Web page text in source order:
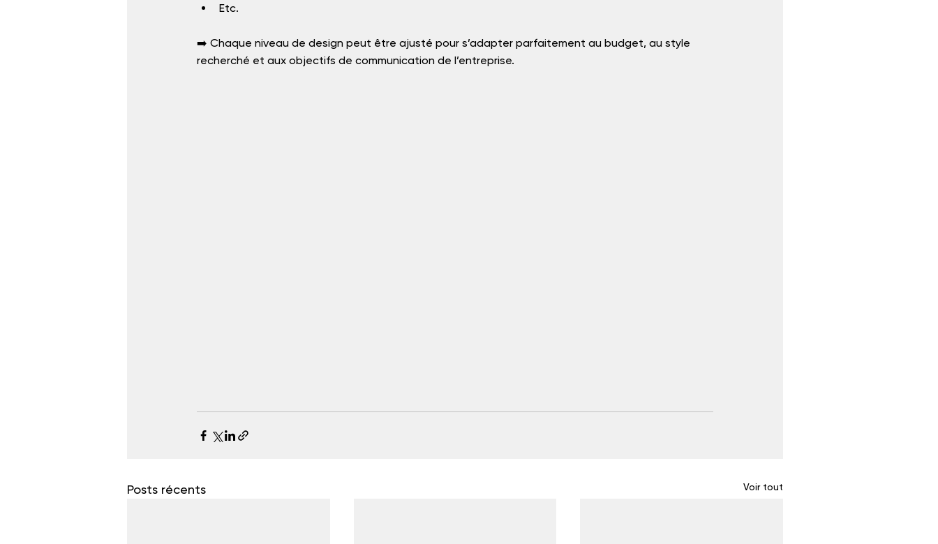
Etc.
➡️ Chaque niveau de design peut être ajusté pour s’adapter parfaitement au budget, au style
recherché et aux objectifs de communication de l’entreprise.
Posts récents Voir tout